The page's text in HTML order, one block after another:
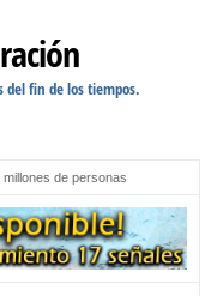
del fin de los tiempos.
de personas